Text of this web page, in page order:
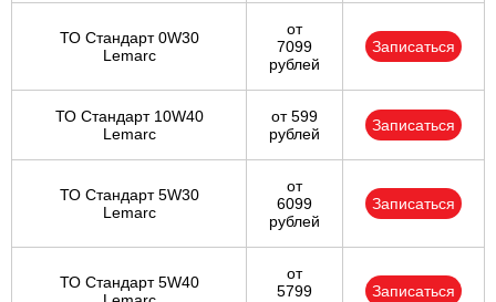
ТО Стандарт 0W30
Lemarc
от
7099
рублей
Записаться
ТО Стандарт 10W40
Lemarc
от 599
рублей
Записаться
ТО Стандарт 5W30
Lemarc
от
6099
рублей
Записаться
ТО Стандарт 5W40
от
5799
Записаться